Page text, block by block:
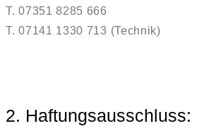
T. 07351 8285 666
T. 07141 1330 713 (Technik)
2. Haftungsausschluss: